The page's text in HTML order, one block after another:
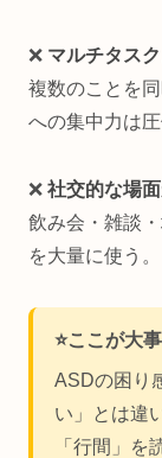
❌ マルチタス
複数のことを
への集中力は圧
❌ 社交的な場
飲み会・雑談
を大量に使う。
⭐️ここが大事
ASDの困り
い」とは違
「行間」を